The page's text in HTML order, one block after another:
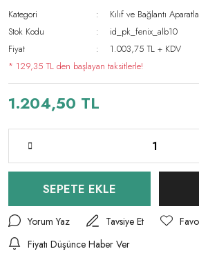
Kategori
Kılıf ve Bağlantı
Stok Kodu
id_pk_fenix_alb10
Fiyat
1.003,75 TL + KDV
* 129,35 TL den başlayan taksitlerle!
1.204,50 TL
SEPETE EKLE
Yorum Yaz
Tavsiye Et
Fiyatı Düşünce Haber Ver